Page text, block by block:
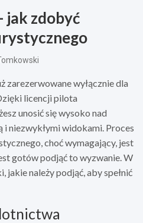
jak zdobyć
zarezerwowane wyłącznie dla
licencji pilota
unosić się wysoko nad
i niezwykłymi widokami. Proces
choć wymagający, jest
gotów podjąć to wyzwanie. W
należy podjąć, aby spełnić